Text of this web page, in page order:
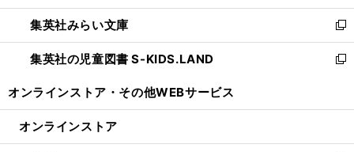
開
く
ウ
で
開
く
ン
ド
ウ
で
ウ
ィ
ン
ド
開
集英社みらい文庫
新
し
い
ン
ウ
集英社の児童図書 S-KIDS.LAND
新
ウ
ン
オンラインストア・ その他WEBサービス
オンラインストア